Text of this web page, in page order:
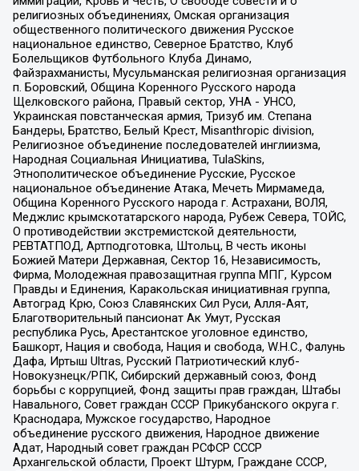
религиозных объединениях, Омская организация
общественного политического движения Русское
национальное единство, Северное Братство, Клуб
Болельщиков Футбольного Клуба Динамо,
Файзрахманисты, Мусульманская религиозная организация
п. Боровский, Община Коренного Русского народа
Щелковского района, Правый сектор, УНА - УНСО,
Украинская повстанческая армия, Тризуб им. Степана
Бандеры, Братство, Белый Крест, Misanthropic division,
Религиозное объединение последователей инглиизма,
Народная Социальная Инициатива, TulaSkins,
Этнополитическое объединение Русские, Русское
национальное объединение Атака, Мечеть Мирмамеда,
Община Коренного Русского народа г. Астрахани, ВОЛЯ,
Меджлис крымскотатарского народа, Рубеж Севера, ТОЙС,
О противодействии экстремистской деятельности,
РЕВТАТПОД, Артподготовка, Штольц, В честь иконы
Божией Матери Державная, Сектор 16, Независимость,
Фирма, Молодежная правозащитная группа МПГ, Курсом
Правды и Единения, Каракольская инициативная группа,
Автоград Крю, Союз Славянских Сил Руси, Алля-Аят,
Благотворительный пансионат Ак Умут, Русская
республика Русь, Арестантское уголовное единство,
Башкорт, Нация и свобода, Нация и свобода, W.H.С., Фалунь
Дафа, Иртыш Ultras, Русский Патриотический клуб-
Новокузнецк/РПК, Сибирский державный союз, Фонд
борьбы с коррупцией, Фонд защиты прав граждан, Штабы
Навального, Совет граждан СССР Прикубанского округа г.
Краснодара, Мужское государство, Народное
объединение русского движения, Народное движение
Адат, Народный совет граждан РСФСР СССР
Архангельской области, Проект Штурм, Граждане СССР,